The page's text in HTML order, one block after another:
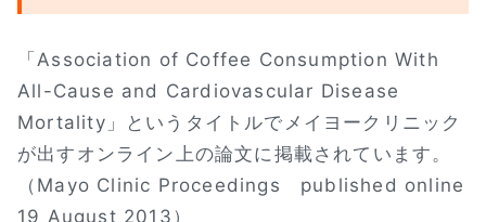
「Association of Coffee Consumption With
All-Cause and Cardiovascular Disease
Mortality」というタイトルでメイヨークリニック
が出すオンライン上の論文に掲載されています。
（Mayo Clinic Proceedings published online
19 August 2013）